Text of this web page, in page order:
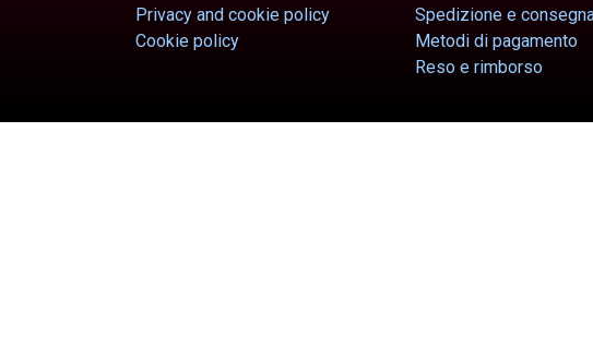
Privacy and cookie policy
Cookie policy
Spedizione e
Metodi di pagamento
Reso e rimborso